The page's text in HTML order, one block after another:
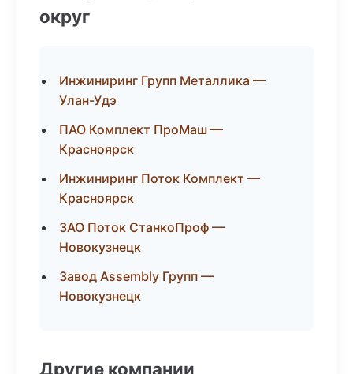
округ
Инжиниринг Групп Металлика —
Улан-Удэ
ПАО Комплект ПроМаш —
Красноярск
Инжиниринг Поток Комплект —
Красноярск
ЗАО Поток СтанкоПроф —
Новокузнецк
Завод Assembly Групп —
Новокузнецк
Другие компании